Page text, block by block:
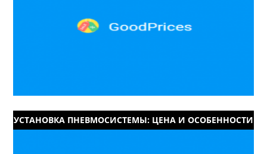
УСТАНОВКА ПНЕВМОСИСТЕМЫ: ЦЕНА И ОСОБЕННОСТИ